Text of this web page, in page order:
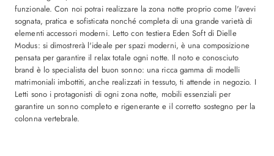
funzionale. Con noi potrai realizzare la zona notte proprio come l'avevi
sognata, pratica e sofisticata nonché completa di una grande varietà di
elementi accessori moderni. Letto con testiera Eden Soft di Dielle
Modus: si dimostrerà l'ideale per spazi moderni, è una composizione
pensata per garantire il relax totale ogni notte. Il noto e conosciuto
brand è lo specialista del buon sonno: una ricca gamma di modelli
matrimoniali imbottiti, anche realizzati in tessuto, ti attende in negozio. I
Letti sono i protagonisti di ogni zona notte, mobili essenziali per
garantire un sonno completo e rigenerante e il corretto sostegno per la
colonna vertebrale.